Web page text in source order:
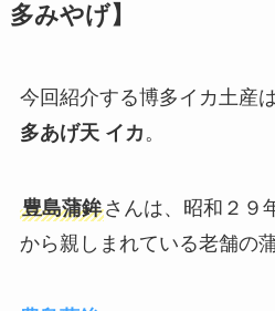
多みやげ】
今回紹介する博多イカ土産は
多あげ天 イカ 。
豊島蒲鉾さんは、昭和２９
から親しまれている老舗の